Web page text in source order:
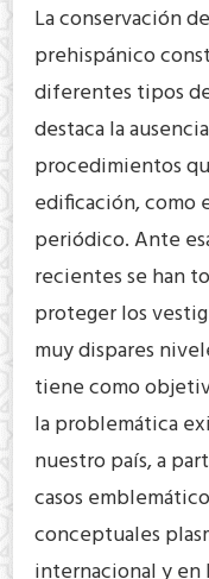
La conservación
prehispánico
diferentes tipos
destaca la
procedimientos
edificación, como
periódico. Ante
recientes se han
proteger los
muy dispares
tiene como
la problemática
nuestro país, a
casos
conceptuales